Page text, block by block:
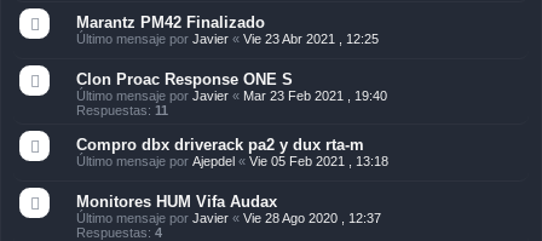
Marantz PM42 Finalizado
Último mensaje por Javier « Vie 23 Abr 2021 , 12:25
Clon Proac Response ONE S
Último mensaje por Javier « Mar 23 Feb 2021 , 19:40
Respuestas: 11
Compro dbx driverack pa2 y dux rta-m
Último mensaje por Ajepdel « Vie 05 Feb 2021 , 13:18
Monitores HUM Vifa Audax
Último mensaje por Javier « Vie 28 Ago 2020 , 12:37
Respuestas: 4